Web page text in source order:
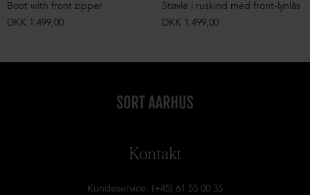
Boot with front zipper
DKK 1.499,00
Støvle i ruskind med front-lynlås
DKK 1.499,00
Kontakt
Kundeservice: (+45) 61 55 00 35